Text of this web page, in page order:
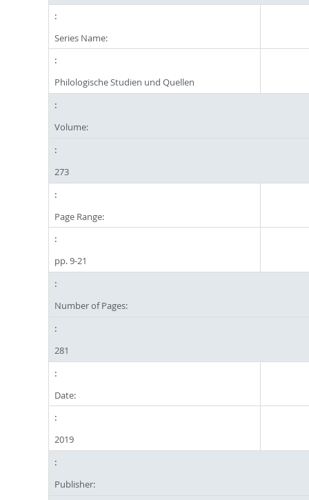
Series Name:
Philologische Studien und Quellen
Volume:
273
Page Range:
pp. 9-21
Number of Pages:
281
Date:
2019
Publisher: